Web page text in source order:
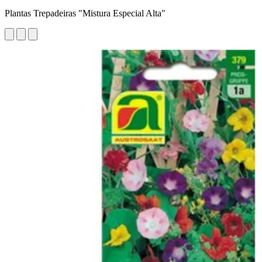
Plantas Trepadeiras "Mistura Especial Alta"